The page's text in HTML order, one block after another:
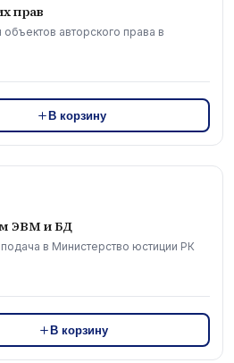
прав
авторского права в
В корзину
ЭВМ и БД
в Министерство юстиции РК
В корзину